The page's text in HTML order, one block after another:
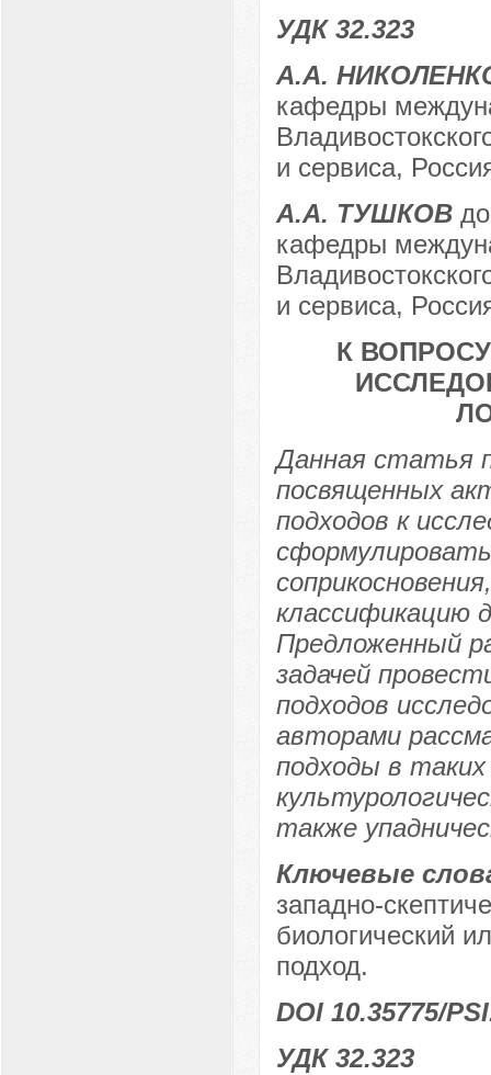
УДК 32.323
А.А.
кафедры
и сервиса,
А.А. ТУШКОВ
кафедры
и сервиса,
К
Данная статья
посвященных
подходов к
классификацию
Предложенный
задачей
подходов
авторами
подходы в таких
также
Ключевые
западно-
биологический
подход.
DOI 10.35775/
УДК 32.323